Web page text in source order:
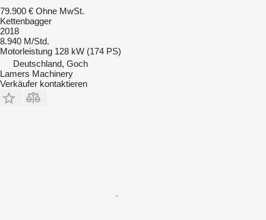
79.900 € Ohne MwSt.
Kettenbagger
2018
8.940 M/Std.
Motorleistung 128 kW (174 PS)
Deutschland, Goch
Lamers Machinery
Verkäufer kontaktieren